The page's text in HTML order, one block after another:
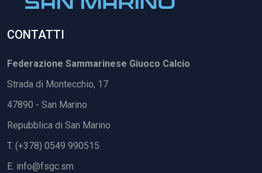
CONTATTI
Federazione Sammarinese Giuoco Calcio
Strada di Montecchio, 17
47890 - San Marino
Repubblica di San Marino
T. (+378) 0549 990515
E. info@fsgc.sm